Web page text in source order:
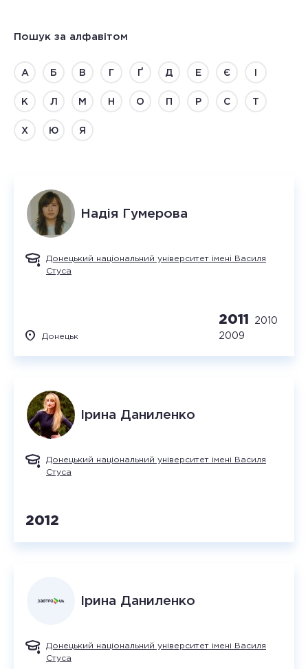
Пошук за алфавітом
А Б В Г Ґ Д Е Є
К Л М Н О П Р С Т
Х Ю Я
Надія Гумерова
Донецький національний університет імені Василя
Стуса
Донецьк
2011
2010
2009
Ірина Даниленко
Донецький національний університет імені Василя
Стуса
2012
Ірина Даниленко
Донецький національний університет імені Василя
Стуса